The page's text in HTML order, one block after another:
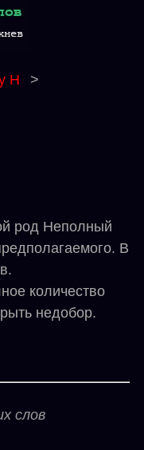
Н >
род Неполный
В
количество
недобор.
слов